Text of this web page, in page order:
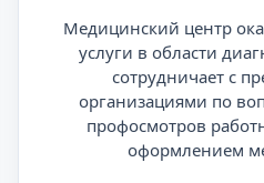
Медицинский центр
услуги в области
сотрудничает с
организациями по
профосмотров
оформлением